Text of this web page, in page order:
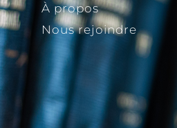
À propos
Nous rejoindre